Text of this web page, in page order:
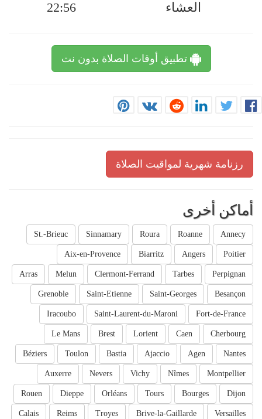
العشاء
22:56
تطبيق أوقات الصلاة بدون نت
رزنامة شهرية لمواقيت الصلاة
أماكن أخرى
Annecy
Roanne
Roura
Sinnamary
St.-Brieuc
Poitier
Angers
Biarritz
Aix-en-Provence
Perpignan
Tarbes
Clermont-Ferrand
Melun
Arras
Besançon
Saint-Georges
Saint-Etienne
Grenoble
Fort-de-France
Saint-Laurent-du-Maroni
Iracoubo
Cherbourg
Caen
Lorient
Brest
Le Mans
Nantes
Agen
Ajaccio
Bastia
Toulon
Béziers
Montpellier
Nîmes
Vichy
Nevers
Auxerre
Dijon
Bourges
Tours
Orléans
Dieppe
Rouen
Versailles
Brive-la-Gaillarde
Troyes
Reims
Calais